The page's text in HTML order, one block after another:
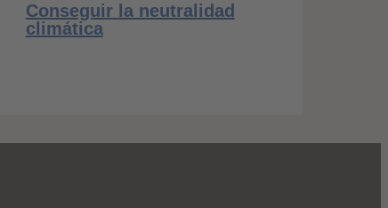
Conseguir la neutralidad
climática